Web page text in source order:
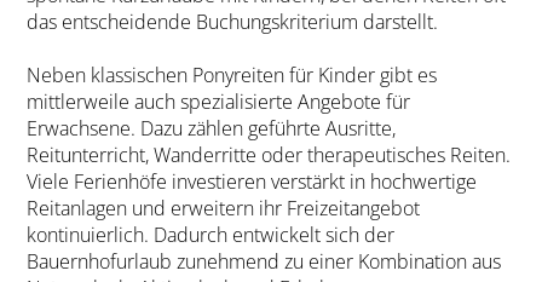
das entscheidende Buchungskriterium darstellt.
Neben klassischen Ponyreiten für Kinder gibt es
mittlerweile auch spezialisierte Angebote für
Erwachsene. Dazu zählen geführte Ausritte,
Reitunterricht, Wanderritte oder therapeutisches Reiten.
Viele Ferienhöfe investieren verstärkt in hochwertige
Reitanlagen und erweitern ihr Freizeitangebot
kontinuierlich. Dadurch entwickelt sich der
Bauernhofurlaub zunehmend zu einer Kombination aus